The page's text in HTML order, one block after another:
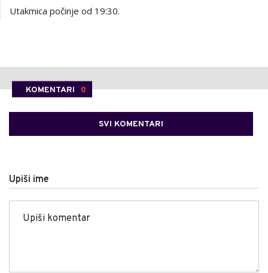
Utakmica počinje od 19:30.
KOMENTARI 0
SVI KOMENTARI
Upiši ime